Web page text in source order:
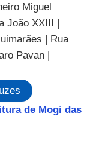
Miguel
João XXIII |
| Rua
Pavan |
de Mogi das